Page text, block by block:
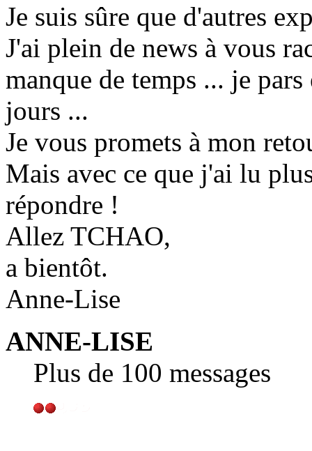
Je suis sûre que d'autres
J'ai plein de news à vous
manque de temps ... je
jours ...
Je vous promets à mon
Mais avec ce que j'ai lu
répondre !
Allez TCHAO,
a bientôt.
Anne-Lise
ANNE-LISE
Plus de 100 messages